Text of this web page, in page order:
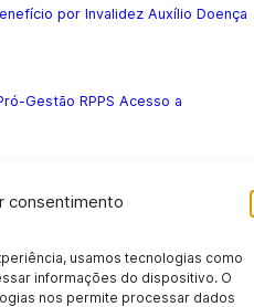
consentimento
usamos tecnologias como
informações do dispositivo. O
nos permite processar dados
por Invalidez Auxílio Doença
Gestão RPPS Acesso a
Acessibilidade
177, Sala 105 – Eucaliptos, Fazenda Rio